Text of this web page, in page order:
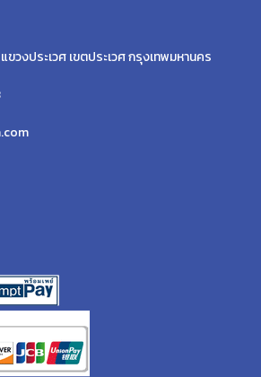
วงประเวศ เขตประเวศ กรุงเทพมหานคร